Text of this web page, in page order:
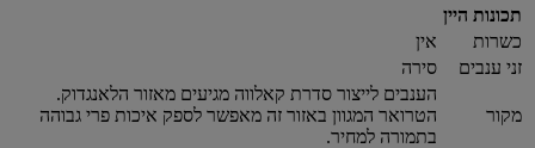
תכונות היין
כשרות
אין
זני ענבים
סירה
מקור
הענבים לייצור סדרת קאלווה מגיעים מאזור הלאנגדוק.
הטרואר המגוון באזור זה מאפשר לספק איכות פרי גבוהה
בתמורה למחיר.